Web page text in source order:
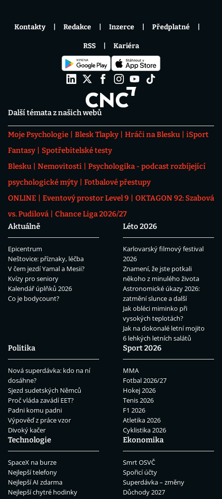
Další témata z našich webů
Moje Psychologie Blesk Tlapky Hráči na Blesku
iSport
Fantasy
Spotřebitelské testy
Blesku
Nemovitosti
Psychologika - podcast rozbíjející
psychologické mýty
Fotbalové přestupy
ONLINE
Eventový prostor Level 9
OKTAGON 92: Szabová
vs. Pudilová
Chance Liga 2026/27
Aktuálně
Epicentrum
Neštovice: příznaky, léčba
V čem jezdí Yamal a Mesii?
Kvízy pro seniory
Kalendář úplňků 2026
Co je bodycount?
Léto 2026
Karlovarský filmový festival
2026
Znamení, že jste potkali
někoho z minulého života
Astronomické úkazy 2026:
zatmění slunce a další
Jak obléci miminko při
vysokých teplotách?
Jak na dokonalé letní mojito
6 lehkých letních salátů
Politika
Nová superdávka: kdo na ní
dosáhne?
Sjezd sudetských Němců
Proč vláda zavádí EET?
Padni komu padni
Výpověď z práce vzor
Divoký kačer
Sport 2026
MMA
Fotbal 2026/27
Hokej 2026
Tenis 2026
F1 2026
Atletika 2026
Cyklistika 2026
Technologie
SpaceX na burze
Nejlepší telefony
Nejlepší AI zdarma
Nejlepší chytré hodinky
Ekonomika
Smrt OSVČ
Spořicí účty
Superdávka – změny
Důchody 2027
Kontakty Redakce Inzerce Předplatné
RSS Kariéra